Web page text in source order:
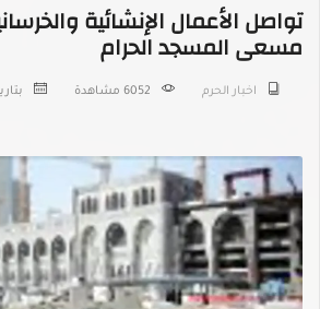
تواصل الأعمال الإنشائية
مسعى المسجد الحرام
اخبار الحرم 6052 مشاهدة